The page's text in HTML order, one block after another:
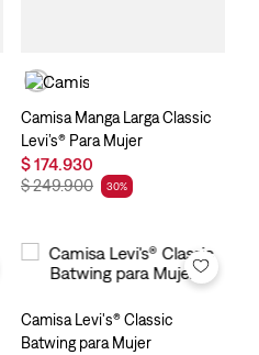
Camisa Manga Larga Classic
Levi’s® Para Mujer
$174.930
$249.900 30%
Camisa Levi's® Classic
Batwing para Mujer